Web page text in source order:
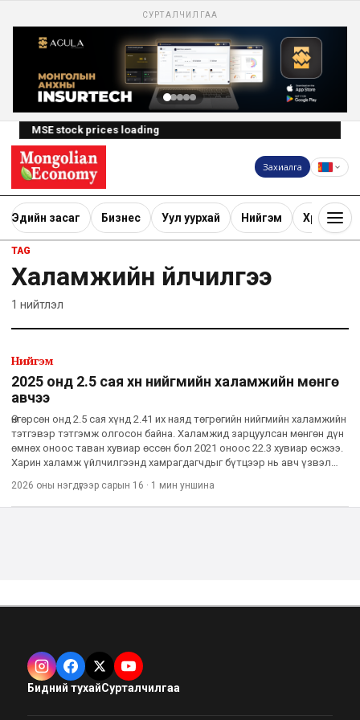
СУРТАЛЧИЛГАА
MSE stock prices loading
Захиалга
Эдийн засаг Бизнес Уул уурхай Нийгэм Хөрөнгө
TAG
Халамжийн үйлчилгээ
1 нийтлэл
Нийгэм
2025 онд 2.5 сая хүн нийгмийн халамжийн мөнгө
авчээ
Өнгөрсөн онд 2.5 сая хүнд 2.41 их наяд төгрөгийн нийгмийн халамжийн
тэтгэвэр тэтгэмж олгосон байна. Халамжид зарцуулсан мөнгөн дүн
өмнөх оноос таван хувиар өссөн бол 2021 оноос 22.3 хувиар өсжээ.
Харин халамж үйлчилгээнд хамрагдагчдыг бүтцээр нь авч үзвэл
2026 оны нэгдүгээр сарын 16 · 1 мин уншина
Бидний тухайСурталчилгаа